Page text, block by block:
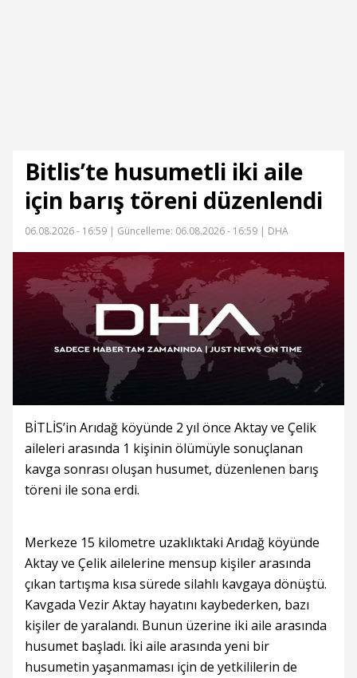
Bitlis’te husumetli iki aile
için barış töreni düzenlendi
06.08.2026 - 16:59 | Güncelleme: 06.08.2026 - 16:59 | DHA
BİTLİS’in Arıdağ köyünde 2 yıl önce Aktay ve Çelik
aileleri arasında 1 kişinin ölümüyle sonuçlanan
kavga sonrası oluşan husumet, düzenlenen barış
töreni ile sona erdi.
Merkeze 15 kilometre uzaklıktaki Arıdağ köyünde
Aktay ve Çelik ailelerine mensup kişiler arasında
çıkan tartışma kısa sürede silahlı kavgaya dönüştü.
Kavgada Vezir Aktay hayatını kaybederken, bazı
kişiler de yaralandı. Bunun üzerine iki aile arasında
husumet başladı. İki aile arasında yeni bir
husumetin yaşanmaması için de yetkililerin de